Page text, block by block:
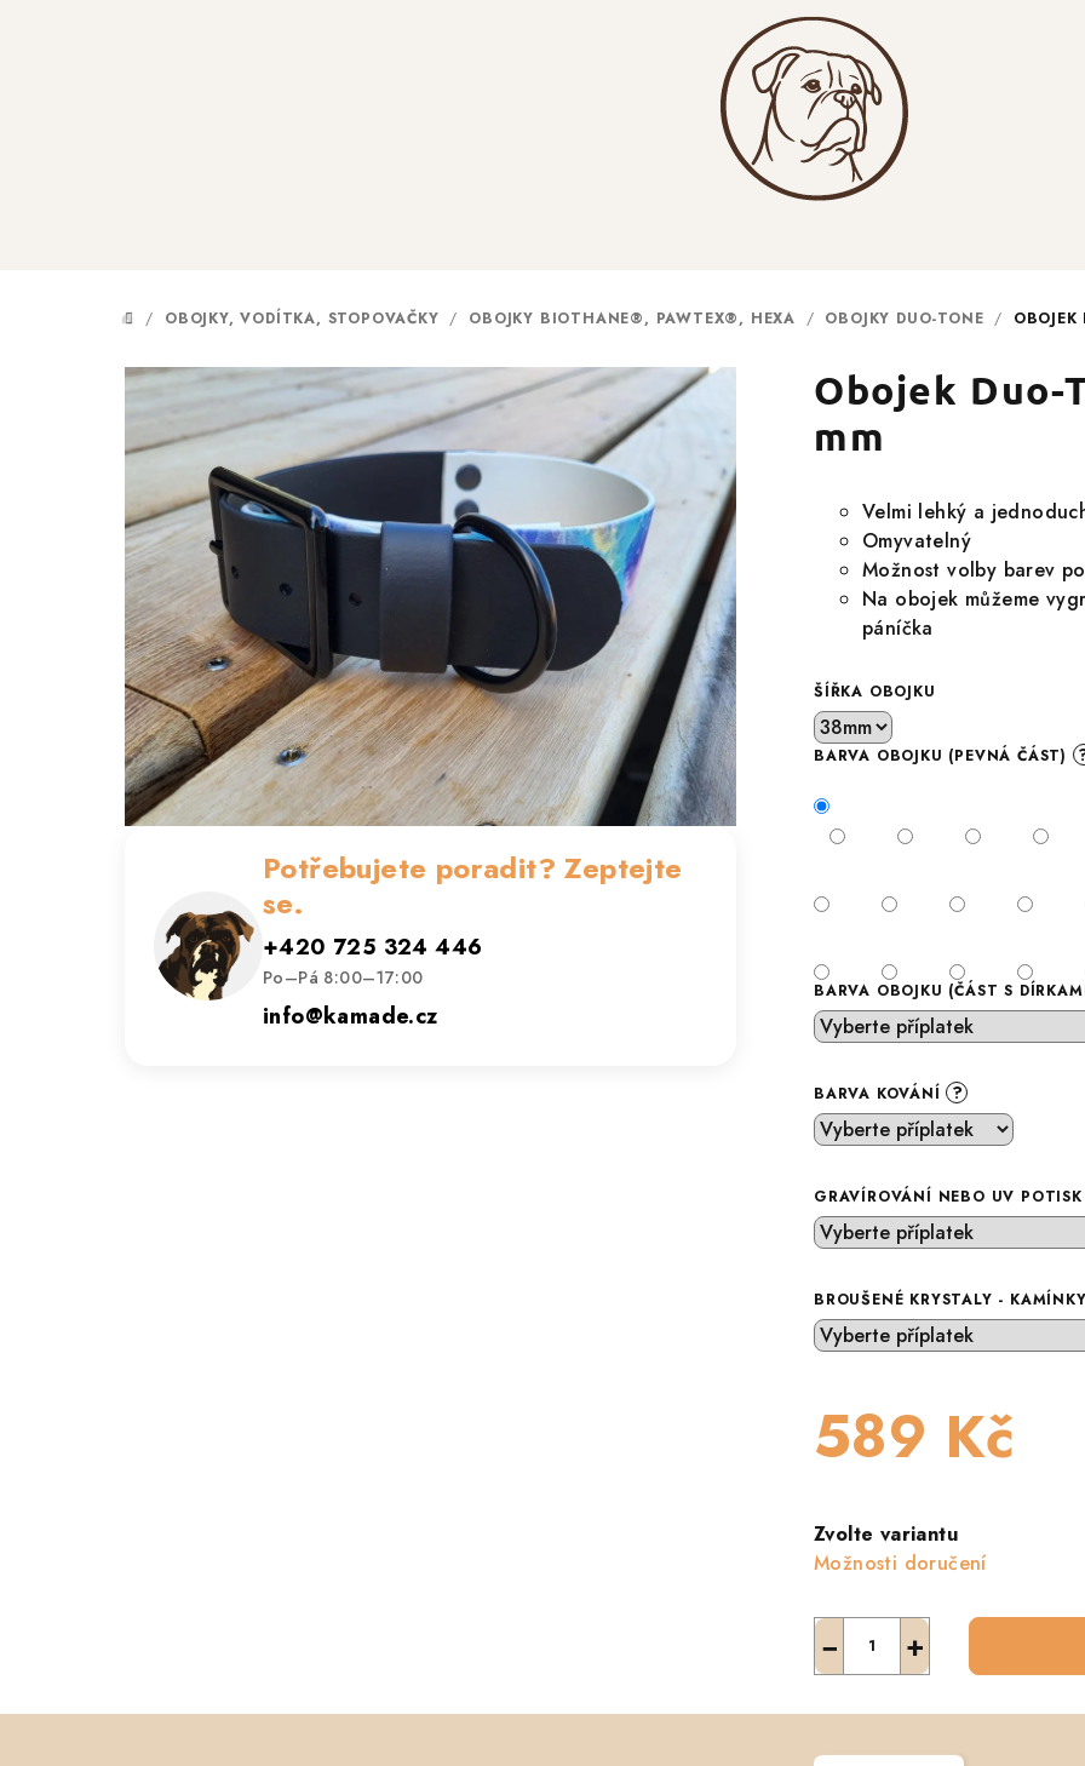
DOMŮ
/ OBOJKY, VODÍTKA, STOPOVAČKY / OBOJKY BIOTHANE®, PAWTEX®, HEXA / OBOJKY DUO-TONE /
Obojek Duo-
mm
Velmi lehký a
Omyvatelný
Možnost volby barev
Na obojek můžeme
páníčka
ŠÍŘKA OBOJKU
BARVA OBOJKU (PEVNÁ ČÁST)
BARVA OBOJKU (ČÁST S
BARVA KOVÁNÍ ?
GRAVÍROVÁNÍ NEBO UV POTISK
BROUŠENÉ KRYSTALY -
589 Kč
cena:
Zvolte variantu
Možnosti doručení
+
−
Potřebujete poradit? Zeptejte
se.
+420 725 324 446
Po–Pá 8:00–17:00
info@kamade.cz